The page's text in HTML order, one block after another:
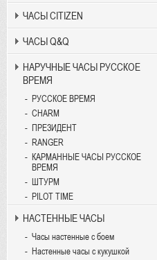
ЧАСЫ CITIZEN
ЧАСЫ Q&Q
НАРУЧНЫЕ ЧАСЫ РУССКОЕ
ВРЕМЯ
РУССКОЕ ВРЕМЯ
CHARM
ПРЕЗИДЕНТ
RANGER
КАРМАННЫЕ ЧАСЫ РУССКОЕ
ВРЕМЯ
ШТУРМ
PILOT TIME
НАСТЕННЫЕ ЧАСЫ
Часы настенные с боем
Настенные часы с кукушкой